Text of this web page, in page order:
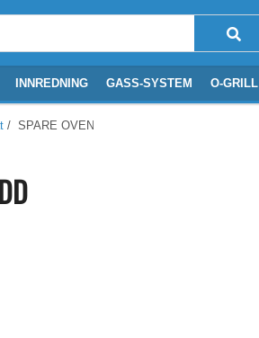
INNREDNING GASS-SYSTEM O-GRILL
/ SPARE OVEN DOOR CO2 BK DD